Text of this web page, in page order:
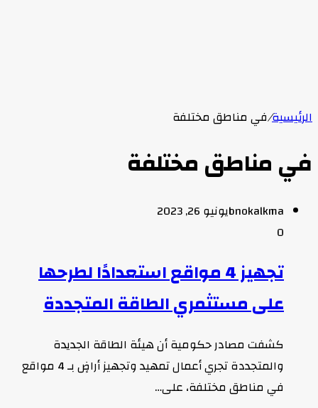
الرئيسية/في مناطق مختلفة
في مناطق مختلفة
bnokalkmaيونيو 26, 2023
0
تجهيز 4 مواقع استعدادًا لطرحها
على مستثمري الطاقة المتجددة
كشفت مصادر حكومية أن هيئة الطاقة الجديدة
والمتجددة تجري أعمال تمهيد وتجهيز أراضٍ بـ 4 مواقع
في مناطق مختلفة، على…